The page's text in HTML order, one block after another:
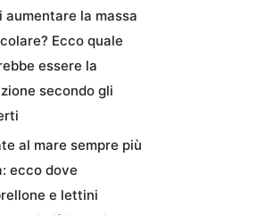
aumentare la massa
Ecco quale
essere la
secondo gli
al mare sempre più
ecco dove
e lettini